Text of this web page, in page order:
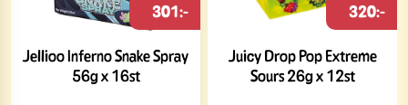
Jellioo Inferno Snake Spray
56g x 16st
301:-
Juicy Drop Pop Extreme
Sours 26g x 12st
320:-